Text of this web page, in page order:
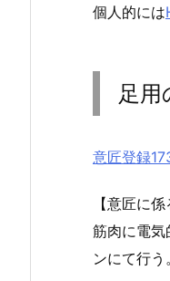
個人的には
足用
意匠登録
【意匠に
筋肉に電気
ンにて行う。